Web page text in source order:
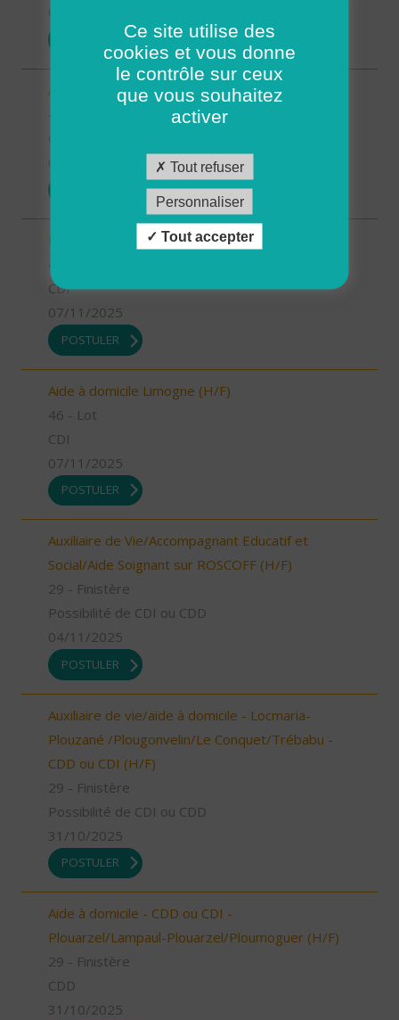
Aide-soignant.e Limogne en Quercy (H/F)
Responsable du développement (H/F)
CDI
07/11/2025
POSTULER
Aide à domicile Limogne (H/F)
46 - Lot
CDI
07/11/2025
POSTULER
Auxiliaire de Vie/Accompagnant Educatif et
Social/Aide Soignant sur ROSCOFF (H/F)
29 - Finistère
Possibilité de CDI ou CDD
04/11/2025
POSTULER
Auxiliaire de vie/aide à domicile - Locmaria-
Plouzané /Plougonvelin/Le Conquet/Trébabu -
CDD ou CDI (H/F)
29 - Finistère
Possibilité de CDI ou CDD
31/10/2025
POSTULER
Aide à domicile - CDD ou CDI -
Plouarzel/Lampaul-Plouarzel/Ploumoguer (H/F)
29 - Finistère
CDD
31/10/2025
Ce site utilise des
cookies et vous donne
le contrôle sur ceux
que vous souhaitez
activer
Tout refuser
Personnaliser
Tout accepter